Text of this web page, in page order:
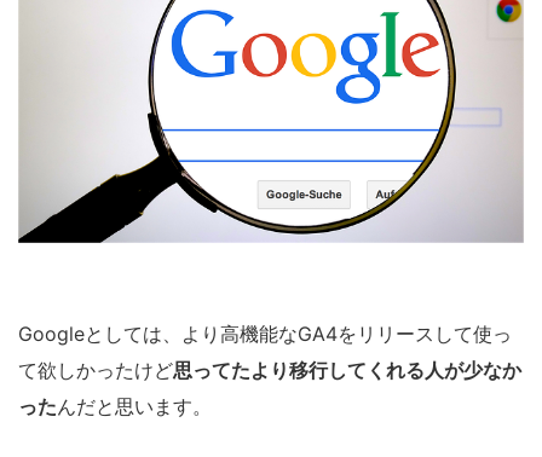
Googleとしては、より高機能なGA4をリリースして使っ
て欲しかったけど思ってたより移行してくれる人が少なか
ったんだと思います。